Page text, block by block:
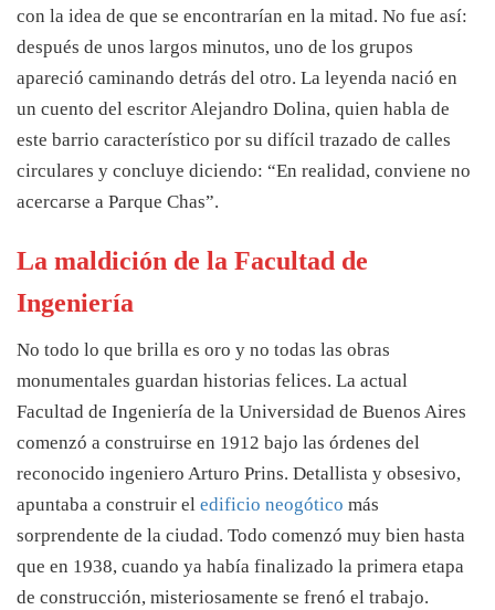
con la idea de que se encontrarían en la mitad. No fue así:
después de unos largos minutos, uno de los grupos
apareció caminando detrás del otro. La leyenda nació en
un cuento del escritor Alejandro Dolina, quien habla de
este barrio característico por su difícil trazado de calles
circulares y concluye diciendo: “En realidad, conviene no
acercarse a Parque Chas”.
La maldición de la Facultad de
Ingeniería
No todo lo que brilla es oro y no todas las obras
monumentales guardan historias felices. La actual
Facultad de Ingeniería de la Universidad de Buenos Aires
comenzó a construirse en 1912 bajo las órdenes del
reconocido ingeniero Arturo Prins. Detallista y obsesivo,
apuntaba a construir el edificio neogótico más
sorprendente de la ciudad. Todo comenzó muy bien hasta
que en 1938, cuando ya había finalizado la primera etapa
de construcción, misteriosamente se frenó el trabajo.